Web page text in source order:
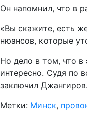
Он напомнил, что в
«Вы скажите, есть
нюансов, которые
Но дело в том, что в
интересно. Судя по
заключил Джангиров.
Метки: Минск,